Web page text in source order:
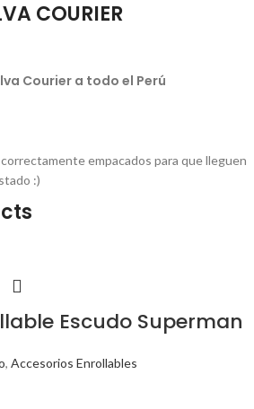
COURIER
Courier a todo el Perú
empacados para que lleguen
:)
Escudo Superman
, Accesorios Enrollables